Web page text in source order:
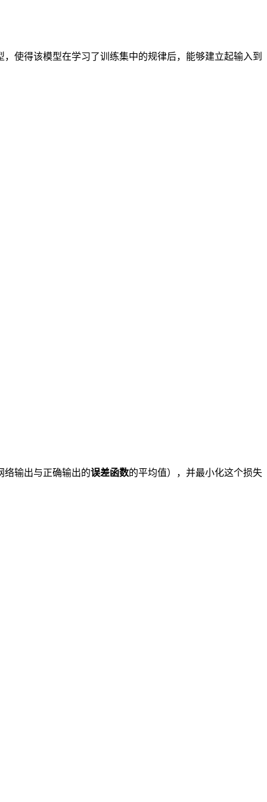
使得该模型在学习了训练集中的规律后，能够建立起输入到
络输出与正确输出的误差函数的平均值），并最小化这个损失